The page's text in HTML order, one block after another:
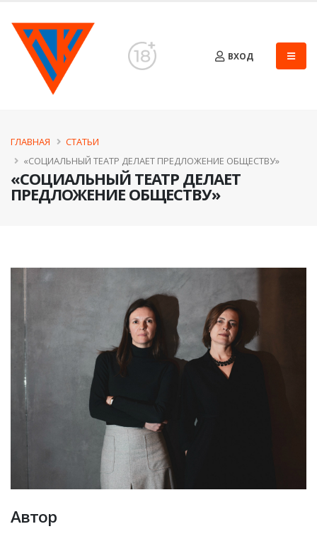
ВХОД
«CОЦИАЛЬНЫЙ ТЕАТР ДЕЛАЕТ
ПРЕДЛОЖЕНИЕ ОБЩЕСТВУ»
ГЛАВНАЯ
СТАТЬИ
«CОЦИАЛЬНЫЙ ТЕАТР ДЕЛАЕТ ПРЕДЛОЖЕНИЕ ОБЩЕСТВУ»
Автор